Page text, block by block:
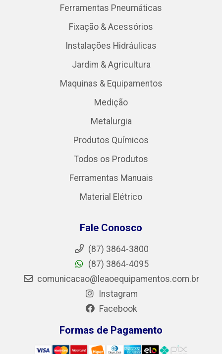
Ferramentas Pneumáticas
Fixação & Acessórios
Instalações Hidráulicas
Jardim & Agricultura
Maquinas & Equipamentos
Medição
Metalurgia
Produtos Químicos
Todos os Produtos
Ferramentas Manuais
Material Elétrico
Fale Conosco
(87) 3864-3800
(87) 3864-4095
comunicacao@leaoequipamentos.com.br
Instagram
Facebook
Formas de Pagamento